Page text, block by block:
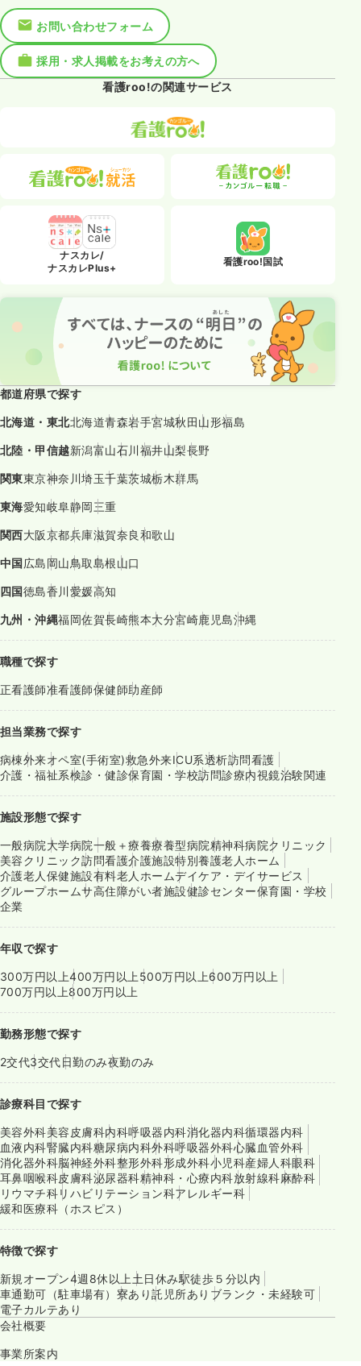
お問い合わせフォーム
採用・求人掲載をお考えの方へ
看護roo!の関連サービス
ナスカレ/
ナスカレPlus+
看護roo!国試
都道府県で探す
北海道・東北北海道青森岩手宮城秋田山形福島
北陸・甲信越新潟富山石川福井山梨長野
関東東京神奈川埼玉千葉茨城栃木群馬
東海愛知岐阜静岡三重
関西大阪京都兵庫滋賀奈良和歌山
中国広島岡山鳥取島根山口
四国徳島香川愛媛高知
九州・沖縄福岡佐賀長崎熊本大分宮崎鹿児島沖縄
職種で探す
正看護師准看護師保健師助産師
担当業務で探す
病棟外来オペ室(手術室)救急外来ICU系透析訪問看護
介護・福祉系検診・健診保育園・学校訪問診療内視鏡治験関連
施設形態で探す
一般病院大学病院一般＋療養療養型病院精神科病院クリニック
美容クリニック訪問看護介護施設特別養護老人ホーム
介護老人保健施設有料老人ホームデイケア・デイサービス
グループホームサ高住障がい者施設健診センター保育園・学校
企業
年収で探す
300万円以上400万円以上 500万円以上600万円以上
700万円以上800万円以上
勤務形態で探す
2交代3交代日勤のみ夜勤のみ
診療科目で探す
美容外科美容皮膚科内科呼吸器内科消化器内科循環器内科
血液内科腎臓内科糖尿病内科外科呼吸器外科心臓血管外科
消化器外科脳神経外科整形外科形成外科小児科産婦人科眼科
耳鼻咽喉科皮膚科泌尿器科精神科・心療内科放射線科麻酔科
リウマチ科リハビリテーション科アレルギー科
緩和医療科（ホスピス）
特徴で探す
新規オープン4週8休以上 土日休み駅徒歩５分以内
車通勤可（駐車場有） 寮あり託児所あり ブランク・未経験可
電子カルテあり
会社概要
事業所案内